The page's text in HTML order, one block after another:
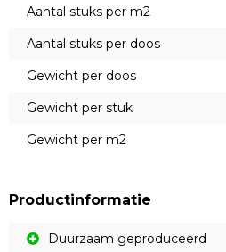
Aantal stuks per m2
Aantal stuks per doos
Gewicht per doos
Gewicht per stuk
Gewicht per m2
Productinformatie
Duurzaam geproduceerd